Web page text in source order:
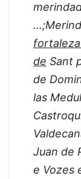
de Sant
de
las
Juan de
e Vozes